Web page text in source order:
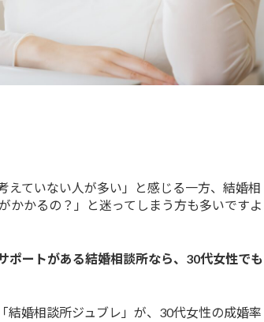
えていない人が多い」と感じる一方、結婚相
かかるの？」と迷ってしまう方も多いですよ
ポートがある結婚相談所なら、30代女性でも
婚相談所ジュブレ」が、30代女性の成婚率